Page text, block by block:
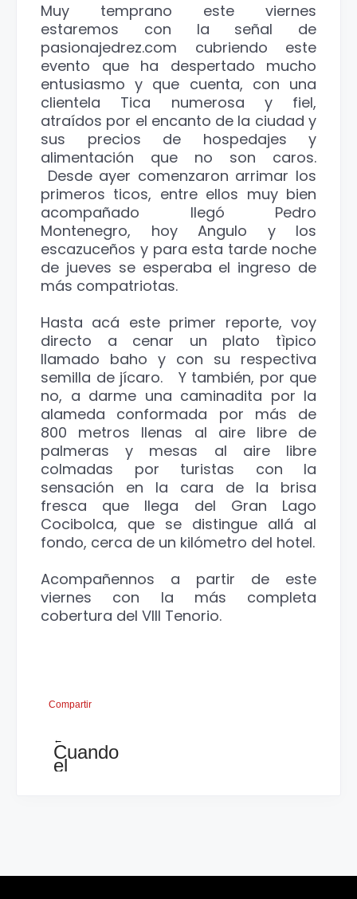
Muy temprano este viernes
estaremos con la señal de
pasionajedrez.com cubriendo este
evento que ha despertado mucho
entusiasmo y que cuenta, con una
clientela Tica numerosa y fiel,
atraídos por el encanto de la ciudad y
sus precios de hospedajes y
alimentación que no son caros.
Desde ayer comenzaron arrimar los
primeros ticos, entre ellos muy bien
acompañado llegó Pedro
Montenegro, hoy Angulo y los
escazuceños y para esta tarde noche
de jueves se esperaba el ingreso de
más compatriotas.
Hasta acá este primer reporte, voy
directo a cenar un plato tìpico
llamado baho y con su respectiva
semilla de jícaro. Y también, por que
no, a darme una caminadita por la
alameda conformada por más de
800 metros llenas al aire libre de
palmeras y mesas al aire libre
colmadas por turistas con la
sensación en la cara de la brisa
fresca que llega del Gran Lago
Cocibolca, que se distingue allá al
fondo, cerca de un kilómetro del hotel.
Acompañennos a partir de este
viernes con la más completa
cobertura del VIII Tenorio.
Compartir
←
Cuando
el